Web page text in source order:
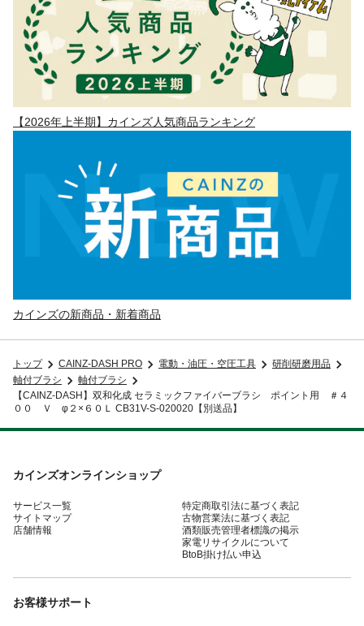
【2026年上半期】カインズ人気商品ランキング
カインズの新商品・新着商品
トップ CAINZ-DASH PRO 電動・油圧・空圧工具
研削研磨用品
軸付ブラシ
軸付ブラシ
【CAINZ-DASH】双和化成 セラミックファイバーブラシ ポイント用 ＃４
００ Ｖ φ２×６０Ｌ CB31V-S-020020【別送品】
カインズオンラインショップ
サービス一覧
サイトマップ
店舗情報
特定商取引法に基づく表記
古物営業法に基づく表記
酒類販売管理者標識の掲示
家電リサイクルについて
BtoB掛け払い申込
お客様サポート